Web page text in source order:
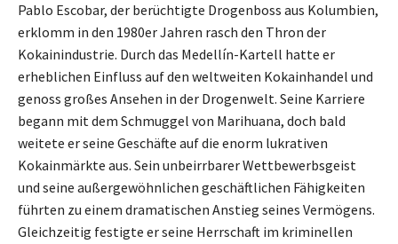
Pablo Escobar, der berüchtigte Drogenboss aus Kolumbien,
erklomm in den 1980er Jahren rasch den Thron der
Kokainindustrie. Durch das Medellín-Kartell hatte er
erheblichen Einfluss auf den weltweiten Kokainhandel und
genoss großes Ansehen in der Drogenwelt. Seine Karriere
begann mit dem Schmuggel von Marihuana, doch bald
weitete er seine Geschäfte auf die enorm lukrativen
Kokainmärkte aus. Sein unbeirrbarer Wettbewerbsgeist
und seine außergewöhnlichen geschäftlichen Fähigkeiten
führten zu einem dramatischen Anstieg seines Vermögens.
Gleichzeitig festigte er seine Herrschaft im kriminellen